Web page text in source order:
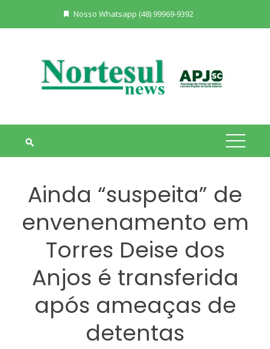
Nosso Whatsapp (48) 99969-9392
Ainda “suspeita” de
envenenamento em
Torres Deise dos
Anjos é transferida
após ameaças de
detentas